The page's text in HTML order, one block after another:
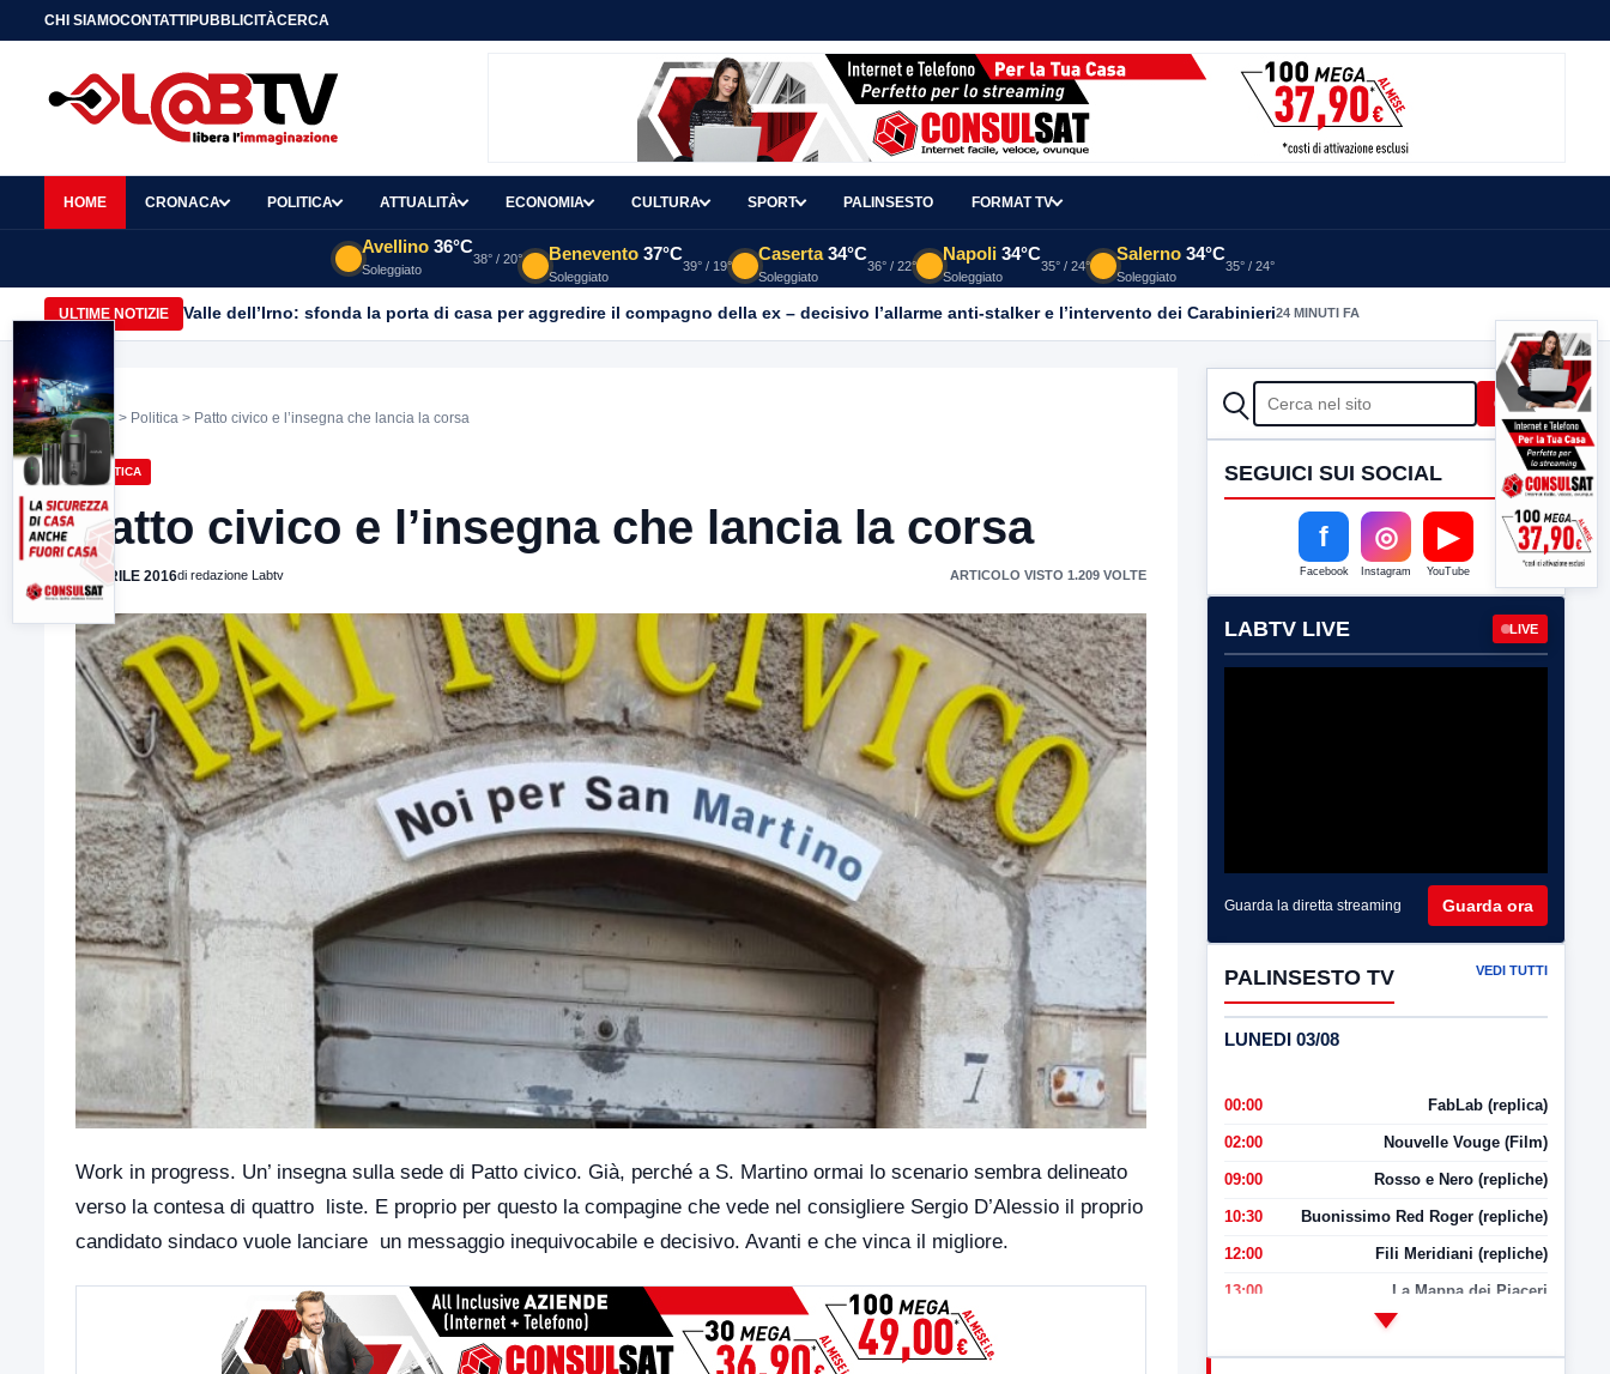
CHI SIAMOCONTATTIPUBBLICITÀCERCA
HOME CRONACA POLITICA ATTUALITÀ ECONOMIA CULTURA SPORT PALINSESTO FORMAT TV
Avellino 36°C
Soleggiato
38° / 20° Benevento 37°C
Soleggiato
39° / 19°
Caserta 34°C
Soleggiato
36° / 22°
Napoli 34°C
Soleggiato
35° / 24°
Salerno 34°C
Soleggiato
35° / 24°
ULTIME NOTIZIE Valle dell’Irno: sfonda la porta di casa per aggredire il compagno della ex – decisivo l’allarme anti-stalker e l’intervento dei Carabinieri24 MINUTI FA
Home > Politica > Patto civico e l’insegna che lancia la corsa
POLITICA
Patto civico e l’insegna che lancia la corsa
6 APRILE 2016di redazione Labtv ARTICOLO VISTO 1.209 VOLTE
Work in progress. Un’ insegna sulla sede di Patto civico. Già, perché a S. Martino ormai lo scenario sembra delineato
verso la contesa di quattro liste. E proprio per questo la compagine che vede nel consigliere Sergio D’Alessio il proprio
candidato sindaco vuole lanciare un messaggio inequivocabile e decisivo. Avanti e che vinca il migliore.
CERCA Cerca
SEGUICI SUI SOCIAL
f
Facebook
◎
Instagram
▶
YouTube
LABTV LIVE LIVE
Guarda la diretta streaming Guarda ora
PALINSESTO TV VEDI TUTTI
LUNEDI 03/08
00:00 FabLab (replica)
02:00 Nouvelle Vouge (Film)
09:00 Rosso e Nero (repliche)
10:30 Buonissimo Red Roger (repliche)
12:00 Fili Meridiani (repliche)
13:00 La Mappa dei Piaceri